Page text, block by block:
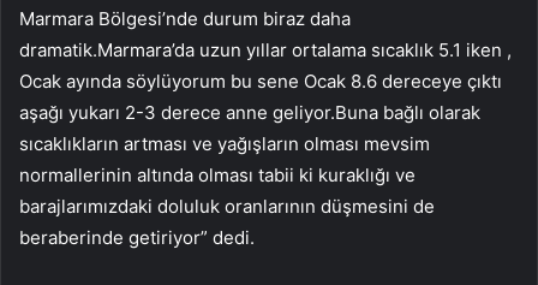
Marmara Bölgesi’nde durum biraz daha
dramatik.Marmara’da uzun yıllar ortalama sıcaklık 5.1 iken ,
Ocak ayında söylüyorum bu sene Ocak 8.6 dereceye çıktı
aşağı yukarı 2-3 derece anne geliyor.Buna bağlı olarak
sıcaklıkların artması ve yağışların olması mevsim
normallerinin altında olması tabii ki kuraklığı ve
barajlarımızdaki doluluk oranlarının düşmesini de
beraberinde getiriyor” dedi.